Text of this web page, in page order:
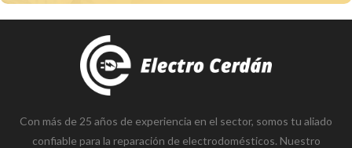
Con más de 25 años de experiencia en el sector, somos tu aliado
confiable para la reparación de electrodomésticos. Nuestro